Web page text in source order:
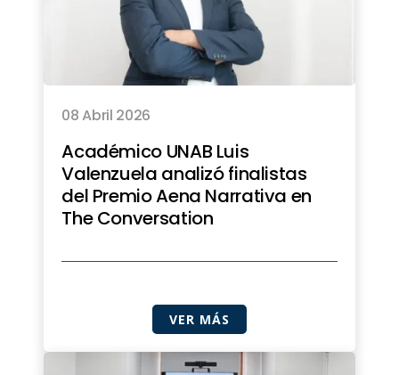
08 Abril 2026
Académico UNAB Luis
Valenzuela analizó finalistas
del Premio Aena Narrativa en
The Conversation
VER MÁS